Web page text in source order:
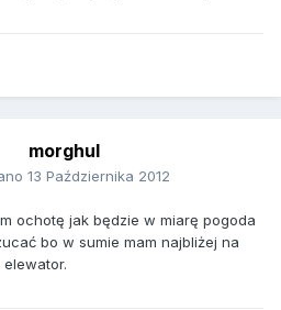
morghul
13 Października 2012
ochotę jak będzie w miarę pogoda
bo w sumie mam najbliżej na
elewator.